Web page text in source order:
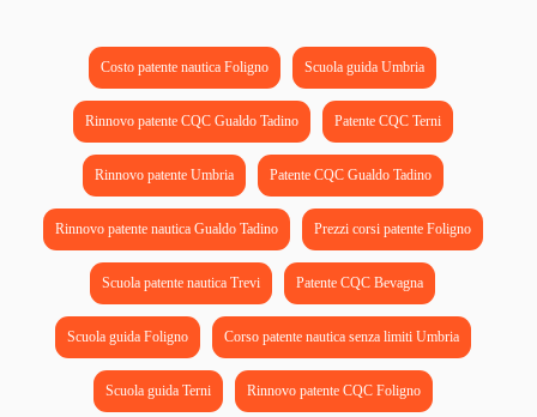
Costo patente nautica Foligno Scuola guida Umbria
Rinnovo patente CQC Gualdo Tadino Patente CQC Terni
Rinnovo patente Umbria Patente CQC Gualdo Tadino
Rinnovo patente nautica Gualdo Tadino Prezzi corsi patente Foligno
Scuola patente nautica Trevi Patente CQC Bevagna
Scuola guida Foligno Corso patente nautica senza limiti Umbria
Scuola guida Terni Rinnovo patente CQC Foligno